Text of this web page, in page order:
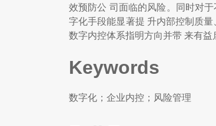
效预防公 司面临的风险。同时对
字化手段能显著提 升内部控制质
数字内控体系指明方向并带 来有益
Keywords
数字化；企业内控；风险管理